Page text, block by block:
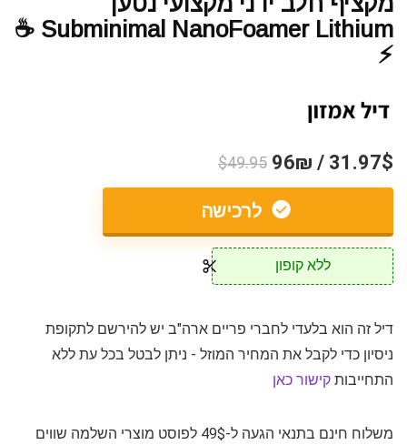
Subminimal NanoFoamer Lithium ☕
⚡
31.97$ / 96₪
$49.95
לרכישה
ללא קופון
דיל זה הוא בלעדי לחברי פריים ארה"ב יש להירשם לתקופת
ניסיון כדי לקבל את המחיר המוזל - ניתן לבטל בכל עת ללא
התחייבות קישור כאן
משלוח חינם בתנאי הגעה ל-49$ לפוסט מוצרי השלמה שווים